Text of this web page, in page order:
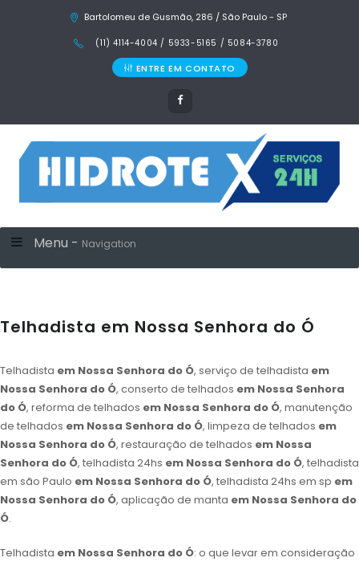
Bartolomeu de Gusmão, 286 / São Paulo - SP
(11) 4114-4004 / 5933-5165 / 5084-3780
ENTRE EM CONTATO
Menu - Navigation
Telhadista em Nossa Senhora do Ó
Telhadista em Nossa Senhora do Ó, serviço de telhadista em
Nossa Senhora do Ó, conserto de telhados em Nossa Senhora
do Ó, reforma de telhados em Nossa Senhora do Ó, manutenção
de telhados em Nossa Senhora do Ó, limpeza de telhados em
Nossa Senhora do Ó, restauração de telhados em Nossa
Senhora do Ó, telhadista 24hs em Nossa Senhora do Ó, telhadista
em são Paulo em Nossa Senhora do Ó, telhadista 24hs em sp em
Nossa Senhora do Ó, aplicação de manta em Nossa Senhora do
Ó.
Telhadista em Nossa Senhora do Ó: o que levar em consideração